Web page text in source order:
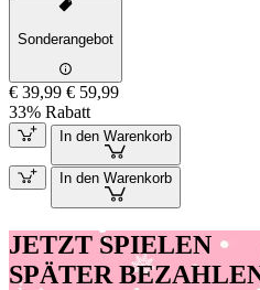
Sonderangebot
€ 39,99 € 59,99
33% Rabatt
In den Warenkorb
In den Warenkorb
JETZT SPIELEN
SPÄTER